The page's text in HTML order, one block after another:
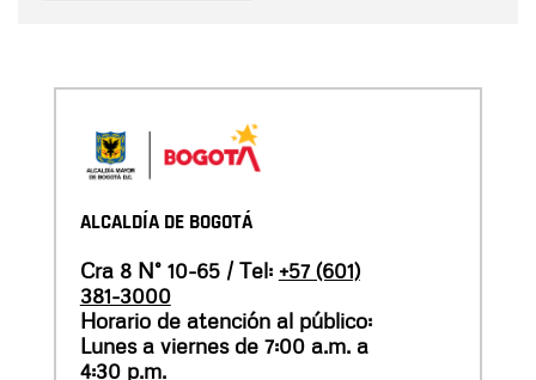
ALCALDÍA DE BOGOTÁ
Cra 8 N° 10-65 / Tel: +57 (601)
381-3000
Horario de atención al público:
Lunes a viernes de 7:00 a.m. a
4:30 p.m.